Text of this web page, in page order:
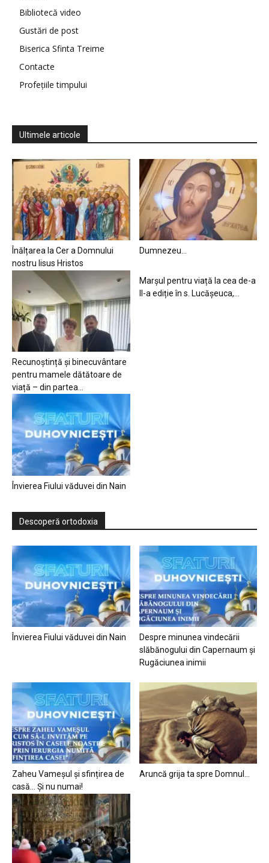
Bibliotecă video
Gustări de post
Biserica Sfinta Treime
Contacte
Profețiile timpului
Ultimele articole
Înălțarea la Cer a Domnului
nostru Iisus Hristos
Dumnezeu…
Recunoștință și binecuvântare
pentru mamele dătătoare de
viață – din partea...
Marșul pentru viață la cea de-a
II-a ediție în s. Lucășeuca,...
Învierea Fiului văduvei din Nain
Descoperă ortodoxia
Învierea Fiului văduvei din Nain
Despre minunea vindecării
slăbănogului din Capernaum și
Rugăciunea inimii
Zaheu Vameșul și sfințirea de
casă… Și nu numai!
Aruncă grija ta spre Domnul…